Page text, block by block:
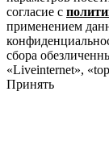
согласие с
применением
сбора
«Liveinternet»,
Принять